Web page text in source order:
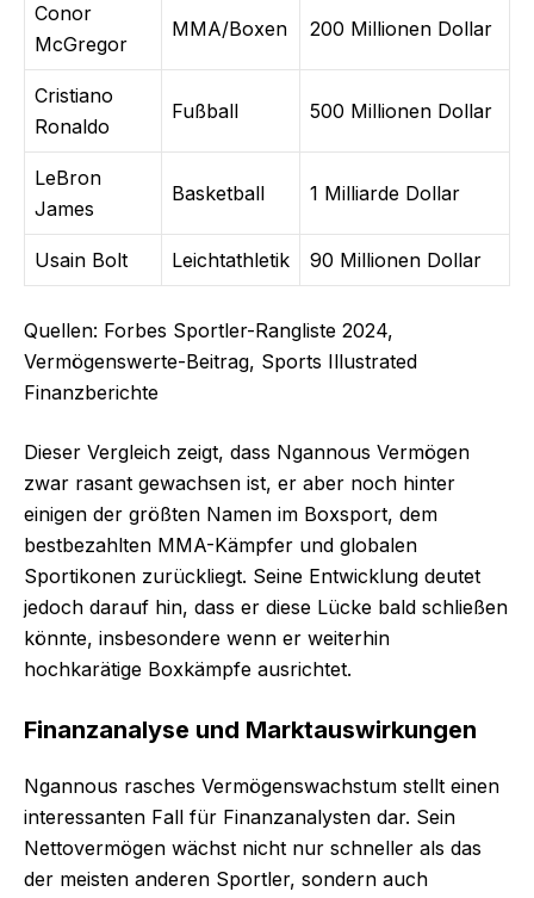
Conor
McGregor
MMA/Boxen 200 Millionen Dollar
Cristiano
Ronaldo
Fußball 500 Millionen Dollar
LeBron
James
Basketball 1 Milliarde Dollar
Usain Bolt Leichtathletik 90 Millionen Dollar
Quellen: Forbes Sportler-Rangliste 2024,
Vermögenswerte-Beitrag, Sports Illustrated
Finanzberichte
Dieser Vergleich zeigt, dass Ngannous Vermögen
zwar rasant gewachsen ist, er aber noch hinter
einigen der größten Namen im Boxsport, dem
bestbezahlten MMA-Kämpfer und globalen
Sportikonen zurückliegt. Seine Entwicklung deutet
jedoch darauf hin, dass er diese Lücke bald schließen
könnte, insbesondere wenn er weiterhin
hochkarätige Boxkämpfe ausrichtet.
Finanzanalyse und Marktauswirkungen
Ngannous rasches Vermögenswachstum stellt einen
interessanten Fall für Finanzanalysten dar. Sein
Nettovermögen wächst nicht nur schneller als das
der meisten anderen Sportler, sondern auch